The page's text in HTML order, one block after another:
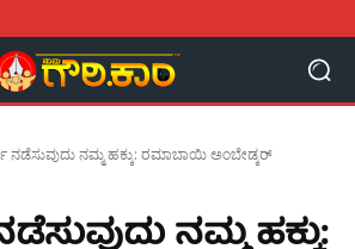
ನಡೆಸುವುದು ನಮ್ಮ ಹಕ್ಕು: ರಮಾಬಾಯಿ ಅಂಬೇಡ್ಕರ್